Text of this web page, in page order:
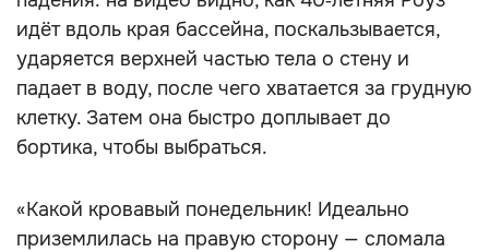
идёт вдоль края бассейна, поскальзывается,
ударяется верхней частью тела о стену и
падает в воду, после чего хватается за грудную
клетку. Затем она быстро доплывает до
бортика, чтобы выбраться.
«Какой кровавый понедельник! Идеально
приземлилась на правую сторону — сломала